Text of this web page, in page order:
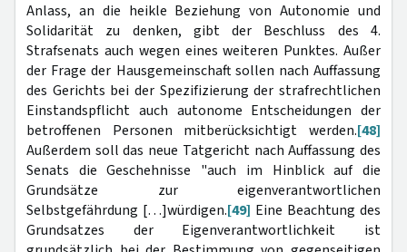
Anlass, an die heikle Beziehung von Autonomie und
Solidarität zu denken, gibt der Beschluss des 4.
Strafsenats auch wegen eines weiteren Punktes. Außer
der Frage der Hausgemeinschaft sollen nach Auffassung
des Gerichts bei der Spezifizierung der strafrechtlichen
Einstandspflicht auch autonome Entscheidungen der
betroffenen Personen mitberücksichtigt werden.[48]
Außerdem soll das neue Tatgericht nach Auffassung des
Senats die Geschehnisse "auch im Hinblick auf die
Grundsätze zur eigenverantwortlichen
Selbstgefährdung […]würdigen.[49] Eine Beachtung des
Grundsatzes der Eigenverantwortlichkeit ist